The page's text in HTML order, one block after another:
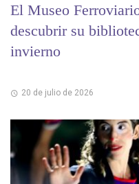
El Museo
descubrir su
invierno
20 de julio de 2026